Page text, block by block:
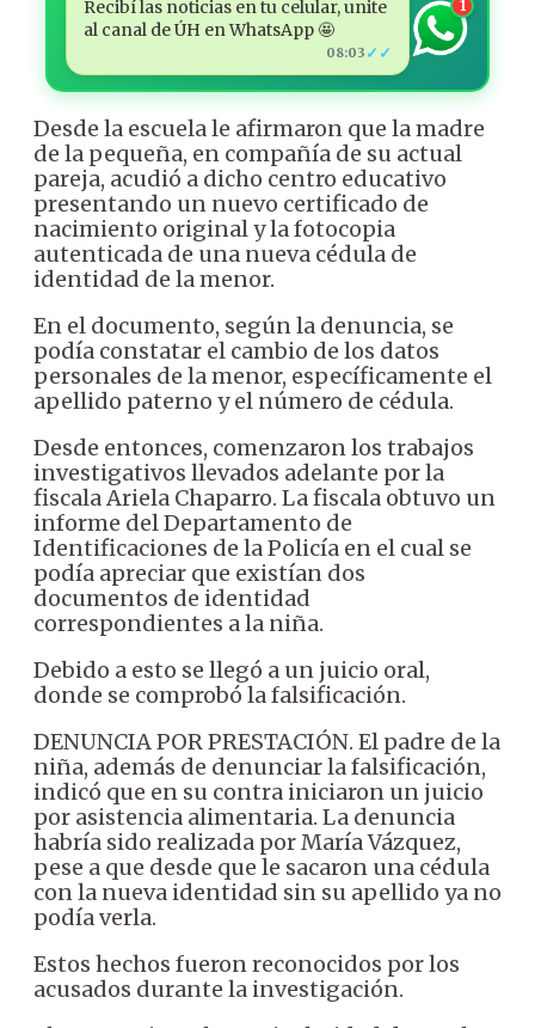
Recibí las noticias en tu celular, unite
al canal de ÚH en WhatsApp 🤩
08:03 ✓✓
1
Desde la escuela le afirmaron que la madre
de la pequeña, en compañía de su actual
pareja, acudió a dicho centro educativo
presentando un nuevo certificado de
nacimiento original y la fotocopia
autenticada de una nueva cédula de
identidad de la menor.
En el documento, según la denuncia, se
podía constatar el cambio de los datos
personales de la menor, específicamente el
apellido paterno y el número de cédula.
Desde entonces, comenzaron los trabajos
investigativos llevados adelante por la
fiscala Ariela Chaparro. La fiscala obtuvo un
informe del Departamento de
Identificaciones de la Policía en el cual se
podía apreciar que existían dos
documentos de identidad
correspondientes a la niña.
Debido a esto se llegó a un juicio oral,
donde se comprobó la falsificación.
DENUNCIA POR PRESTACIÓN. El padre de la
niña, además de denunciar la falsificación,
indicó que en su contra iniciaron un juicio
por asistencia alimentaria. La denuncia
habría sido realizada por María Vázquez,
pese a que desde que le sacaron una cédula
con la nueva identidad sin su apellido ya no
podía verla.
Estos hechos fueron reconocidos por los
acusados durante la investigación.